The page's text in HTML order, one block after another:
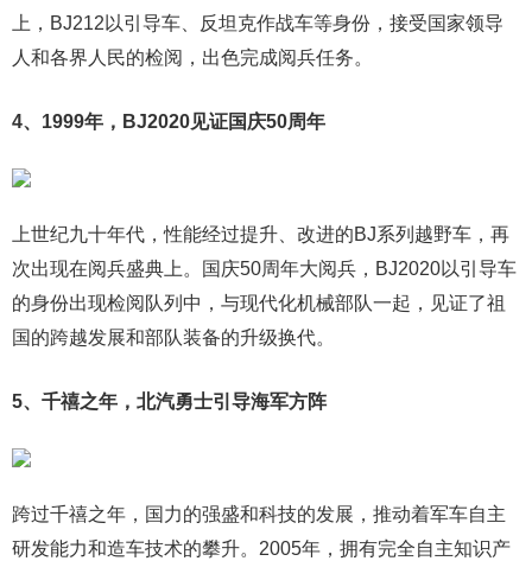
上，BJ212以引导车、反坦克作战车等身份，接受国家领导
人和各界人民的检阅，出色完成阅兵任务。
4、1999年，BJ2020见证国庆50周年
上世纪九十年代，性能经过提升、改进的BJ系列越野车，再
次出现在阅兵盛典上。国庆50周年大阅兵，BJ2020以引导车
的身份出现检阅队列中，与现代化机械部队一起，见证了祖
国的跨越发展和部队装备的升级换代。
5、千禧之年，北汽勇士引导海军方阵
跨过千禧之年，国力的强盛和科技的发展，推动着军车自主
研发能力和造车技术的攀升。2005年，拥有完全自主知识产